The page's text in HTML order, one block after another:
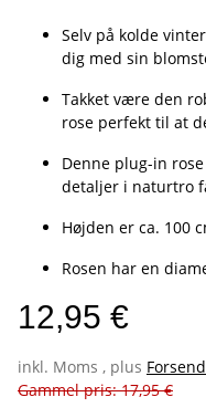
Selv på kolde
dig med sin
Takket være den
rose perfekt til at
Denne plug-in
detaljer i naturtro
Højden er ca. 100
Rosen har en
12,95 €
inkl. Moms , plus
Gammel pris: 17,95 €